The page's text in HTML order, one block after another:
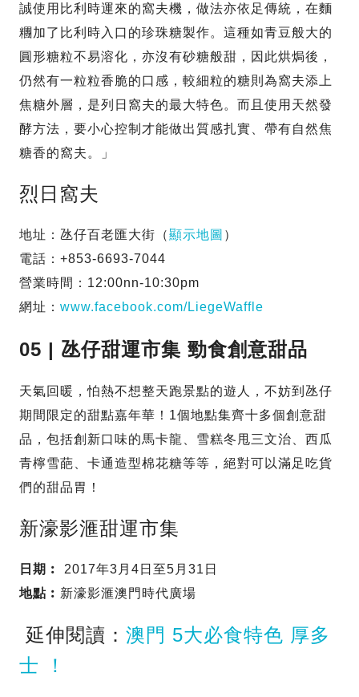
誠使用比利時運來的窩夫機，做法亦依足傳統，在麵
糰加了比利時入口的珍珠糖製作。這種如青豆般大的
圓形糖粒不易溶化，亦沒有砂糖般甜，因此烘焗後，
仍然有一粒粒香脆的口感，較細粒的糖則為窩夫添上
焦糖外層，是列日窩夫的最大特色。而且使用天然發
酵方法，要小心控制才能做出質感扎實、帶有自然焦
糖香的窩夫。」
烈日窩夫
地址：氹仔百老匯大街（顯示地圖 ）
電話：+853-6693-7044
營業時間：12:00nn-10:30pm
網址： www.facebook.com/LiegeWaffle
05 | 氹仔甜運市集 勁食創意甜品
天氣回暖，怕熱不想整天跑景點的遊人，不妨到氹仔
期間限定的甜點嘉年華！1個地點集齊十多個創意甜
品，包括創新口味的馬卡龍、雪糕冬甩三文治、西瓜
青檸雪葩、卡通造型棉花糖等等，絕對可以滿足吃貨
們的甜品胃！
新濠影滙甜運市集
日期︰
2017年3月4日至5月31日
地點︰ 新濠影滙澳門時代廣場
延伸閱讀： 澳門 5大必食特色 厚多
士 ！